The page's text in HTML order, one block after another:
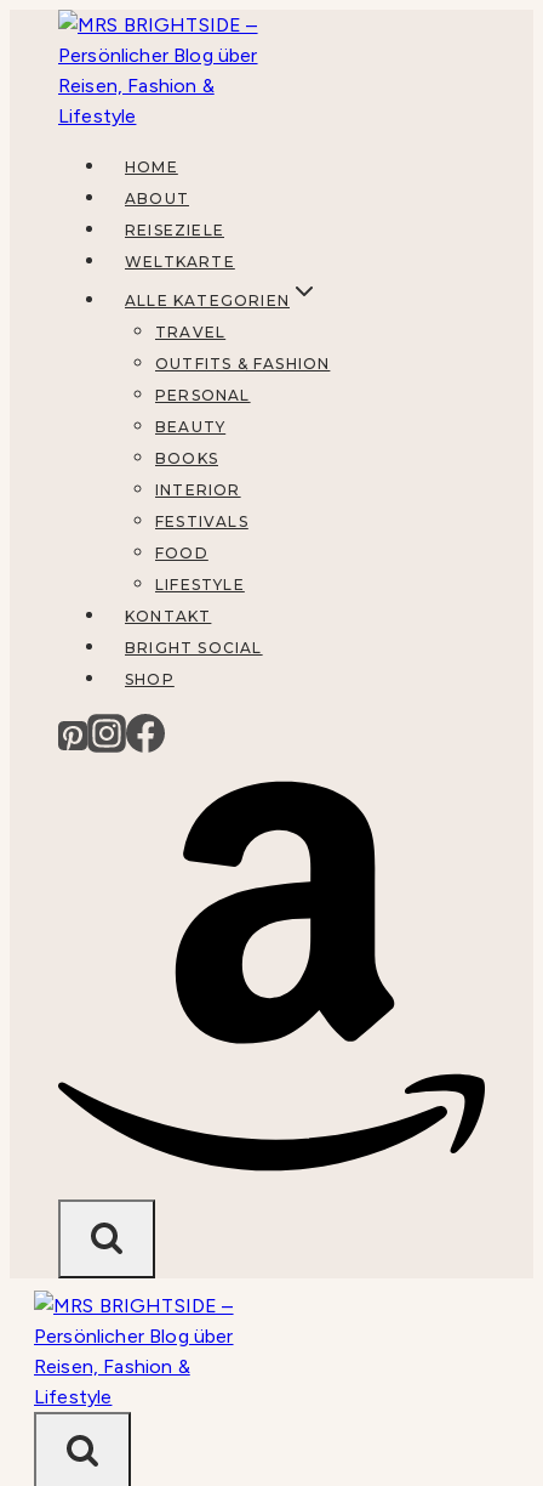
springen
HOME
ABOUT
REISEZIELE
WELTKARTE
ALLE KATEGORIEN
TRAVEL
OUTFITS & FASHION
PERSONAL
BEAUTY
BOOKS
INTERIOR
FESTIVALS
FOOD
LIFESTYLE
KONTAKT
BRIGHT SOCIAL
SHOP